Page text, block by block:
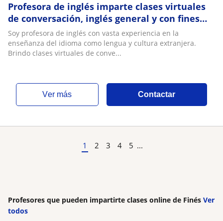
Profesora de inglés imparte clases virtuales
de conversación, inglés general y con fines
específicos para todos los niveles
Soy profesora de inglés con vasta experiencia en la
enseñanza del idioma como lengua y cultura extranjera.
Brindo clases virtuales de conve...
ver más Contactar
1 2 3 4 5 ...
Profesores que pueden impartirte clases online de Finés Ver
todos